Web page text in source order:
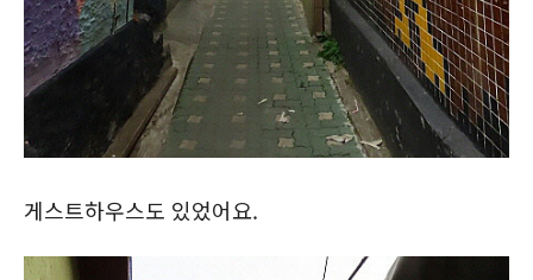
게스트하우스도 있었어요.